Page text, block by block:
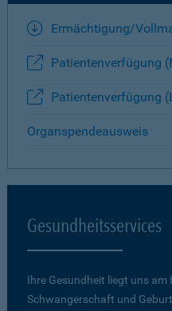
Ermächtigung/
Patientenverfügung
Patientenverfügung
Organspendeausweis
Gesundheitsservices
Ihre Gesundheit liegt uns am
Schwangerschaft und